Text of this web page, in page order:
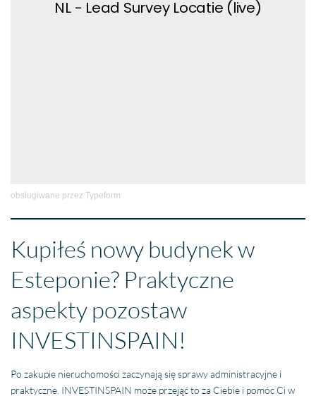
obsługiwane przezTypeform
Kupiłeś nowy budynek w
Esteponie? Praktyczne
aspekty pozostaw
INVESTINSPAIN!
Po zakupie nieruchomości zaczynają się sprawy administracyjne i
praktyczne. INVESTINSPAIN może przejąć to za Ciebie i pomóc Ci w